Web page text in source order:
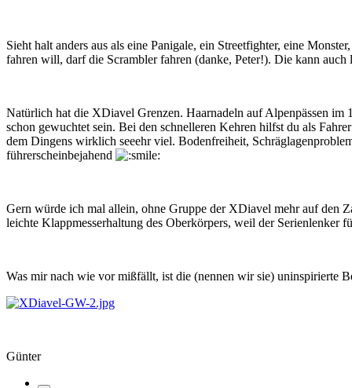
Sieht halt anders aus als eine Panigale, ein Streetfighter, eine
fahren will, darf die Scrambler fahren (danke, Peter!). Die kann
Natürlich hat die XDiavel Grenzen. Haarnadeln auf Alpenpässen
schon gewuchtet sein. Bei den schnelleren Kehren hilfst du als
dem Dingens wirklich seeehr viel. Bodenfreiheit,
führerscheinbejahend
Gern würde ich mal allein, ohne Gruppe der XDiavel mehr auf den
leichte Klappmesserhaltung des Oberkörpers, weil der Serienlenker
Was mir nach wie vor mißfällt, ist die (nennen wir sie) uninspirierte
Günter